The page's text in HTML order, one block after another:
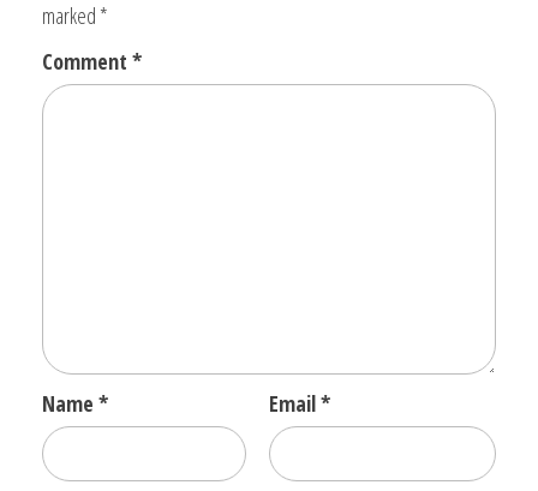
marked *
Comment *
Name * Email*